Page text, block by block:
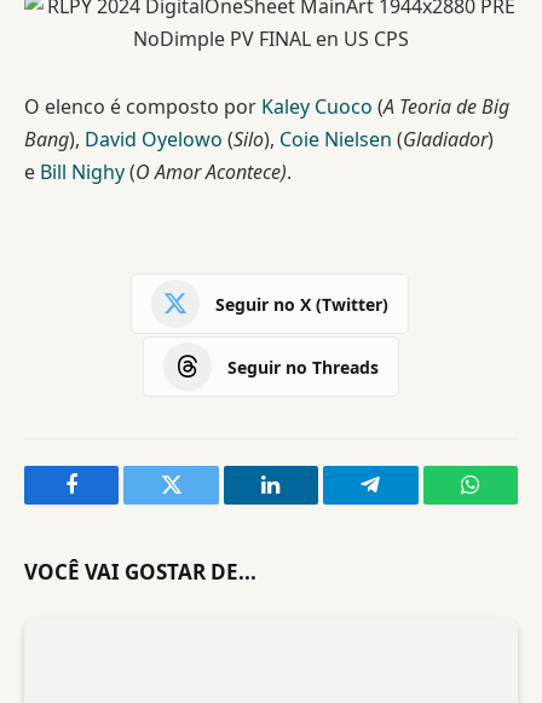
O elenco é composto por Kaley Cuoco (A Teoria de Big
Bang), David Oyelowo (Silo), Coie Nielsen (Gladiador)
e Bill Nighy(O Amor Acontece).
Seguir no X (Twitter)
Seguir no Threads
Facebook Twitter LinkedIn Telegram
VOCÊ VAI GOSTAR DE...